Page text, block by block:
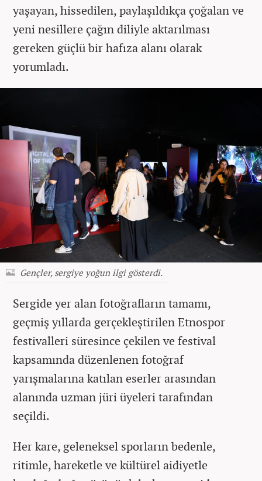
yaşayan, hissedilen, paylaşıldıkça çoğalan ve
yeni nesillere çağın diliyle aktarılması
gereken güçlü bir hafıza alanı olarak
yorumladı.
Gençler, sergiye yoğun ilgi gösterdi.
Sergide yer alan fotoğrafların tamamı,
geçmiş yıllarda gerçekleştirilen Etnospor
festivalleri süresince çekilen ve festival
kapsamında düzenlenen fotoğraf
yarışmalarına katılan eserler arasından
alanında uzman jüri üyeleri tarafından
seçildi.
Her kare, geleneksel sporların bedenle,
ritimle, hareketle ve kültürel aidiyetle